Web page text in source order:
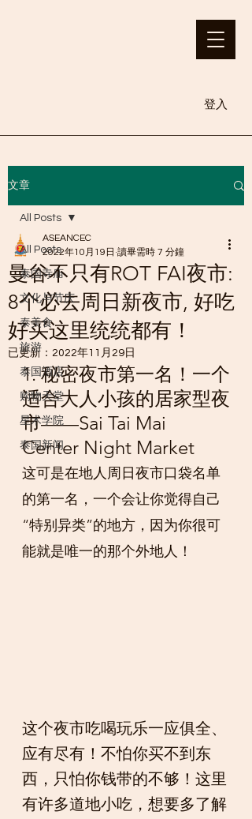
登入
文章
All Posts
泰国寺庙
文化与节庆
泰美食
旅游
泰国酒店
购物天堂
星术学院
泰国新闻
All Posts
曼谷不只有ROT FAI夜市:
8个必去周日新夜市, 好吃
好买这里统统都有！
ASEANCEC
2022年10月19日 讀畢需時 7 分鐘
已更新： 2022年11月29日
1. 秘密夜市第一名！一个
适合大人小孩的居家型夜
市——Sai Tai Mai
Center Night Market
这可是在地人周日夜市口袋名单
的第一名，一个会让你觉得自己
“特别异类”的地方，因为你很可
能就是唯一的那个外地人！
这个夜市吃喝玩乐一应俱全、
应有尽有！不怕你买不到东
西，只怕你钱带的不够！这里
有许多道地小吃，想要多了解